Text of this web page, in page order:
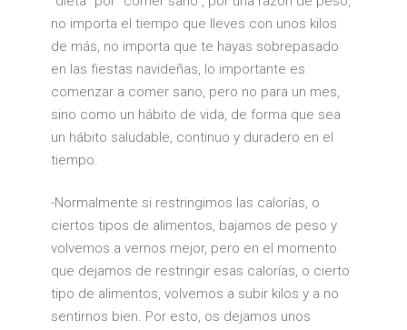
no importa el tiempo que lleves con unos kilos
de más, no importa que te hayas sobrepasado
en las fiestas navideñas, lo importante es
comenzar a comer sano, pero no para un mes,
sino como un hábito de vida, de forma que sea
un hábito saludable, continuo y duradero en el
tiempo.
-Normalmente si restringimos las calorías, o
ciertos tipos de alimentos, bajamos de peso y
volvemos a vernos mejor, pero en el momento
que dejamos de restringir esas calorías, o cierto
tipo de alimentos, volvemos a subir kilos y a no
sentirnos bien. Por esto, os dejamos unos